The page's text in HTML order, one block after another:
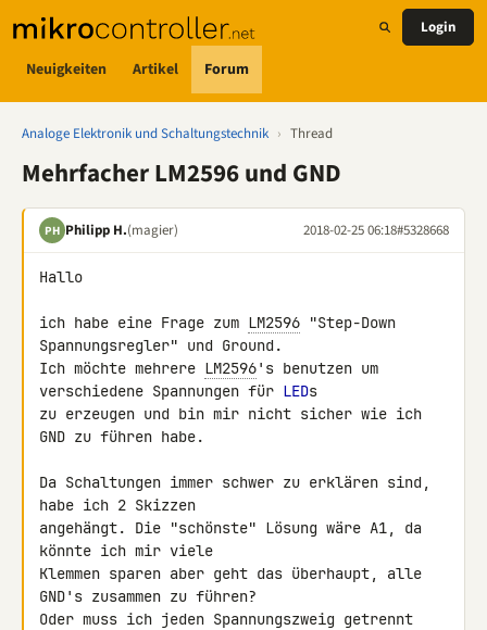
Neuigkeiten Artikel Forum
Login
Analoge Elektronik und Schaltungstechnik › Thread
Mehrfacher LM2596 und GND
PH Philipp H.(magier) 2018-02-25 06:18#5328668
Hallo
ich habe eine Frage zum LM2596 "Step-Down
Spannungsregler" und Ground.
Ich möchte mehrere LM2596's benutzen um
verschiedene Spannungen für LEDs
zu erzeugen und bin mir nicht sicher wie ich
GND zu führen habe.
Da Schaltungen immer schwer zu erklären sind,
habe ich 2 Skizzen
angehängt. Die "schönste" Lösung wäre A1, da
könnte ich mir viele
Klemmen sparen aber geht das überhaupt, alle
GND's zusammen zu führen?
Oder muss ich jeden Spannungszweig getrennt